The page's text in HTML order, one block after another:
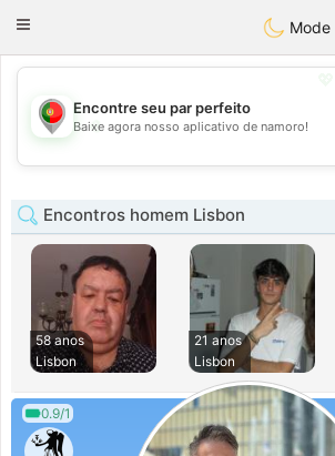
Portugues
Toggle
Mode
💖
💕
Encontre seu par perfeito
Baixe agora nosso aplicativo de namoro!
Encontros homem Lisbon
58 anos
Lisbon
21 anos
Lisbon
0.9/1